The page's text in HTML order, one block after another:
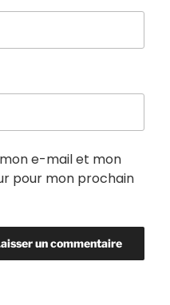
e-mail et mon
pour mon prochain